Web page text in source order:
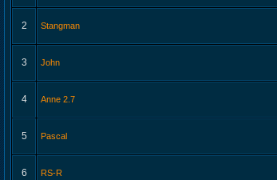
2 Stangman
3 John
4 Anne 2.7
5 Pascal
6 RS-R